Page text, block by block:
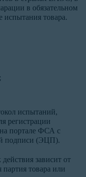
в обязательном
испытания товара.
испытаний,
регистрации
портале ФСА с
подписи (ЭЦП).
зависит от
партия товара или